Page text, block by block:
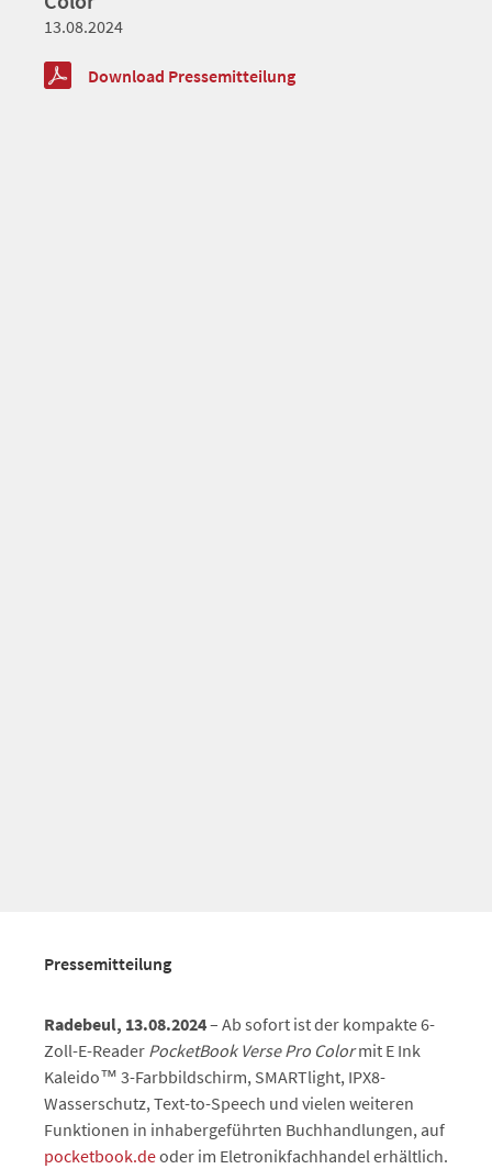
13.08.2024
Download Pressemitteilung
Pressemitteilung
Radebeul, 13.08.2024– Ab sofort ist der kompakte 6-
Zoll-E-Reader PocketBook Verse Pro Colormit E Ink
Kaleido™ 3-Farbbildschirm, SMARTlight, IPX8-
Wasserschutz, Text-to-Speech und vielen weiteren
Funktionen in inhabergeführten Buchhandlungen, auf
pocketbook.deoder im Eletronikfachhandel erhältlich.